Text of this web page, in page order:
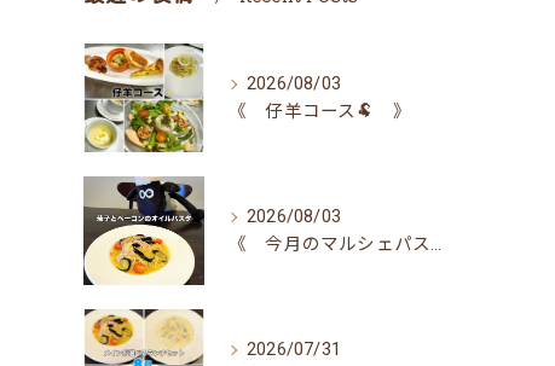
2026/08/03
《 仔羊コース🐏 》
2026/08/03
《 今月のマルシェパスタ 》
2026/07/31